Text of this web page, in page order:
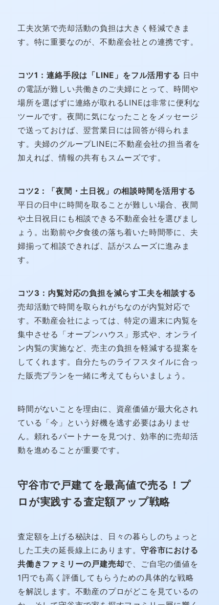
工夫次第で売却活動の負担は大きく軽減できま
す。特に重要なのが、不動産会社との連携です。
コツ1：連絡手段は「LINE」をフル活用する 日中
の電話が難しい共働きのご夫婦にとって、時間や
場所を選ばずに連絡が取れるLINEは非常に便利な
ツールです。夜間に気になったことをメッセージ
で送っておけば、翌営業日には回答が得られま
す。夫婦のグループLINEに不動産会社の担当者を
加えれば、情報の共有もスムーズです。
コツ2：「夜間・土日祝」の相談時間を活用する
平日の日中に時間を取ることが難しい場合、夜間
や土日祝日にも相談できる不動産会社を選びまし
ょう。出勤前や夕食後の落ち着いた時間帯に、夫
婦揃って相談できれば、話がスムーズに進みま
す。
コツ3：内覧対応の負担を減らす工夫を相談する
売却活動で時間を取られがちなのが内覧対応で
す。不動産会社によっては、特定の週末に内覧を
集中させる「オープンハウス」形式や、オンライ
ン内覧の実施など、売主の負担を軽減する提案を
してくれます。自分たちのライフスタイルに合っ
た販売プランを一緒に考えてもらいましょう。
時間がないことを理由に、資産価値が最大化され
ている「今」という好機を逃す必要はありませ
ん。頼れるパートナーを見つけ、効率的に売却活
動を進めることが重要です。
守谷市で戸建てを最高値で売る！プ
ロが実践する査定額アップ戦略
査定額を上げる秘訣は、日々の暮らしのちょっと
した工夫の延長線上にあります。 守谷市における
共働きファミリーの戸建売却で、ご自宅の価値を
1円でも高く評価してもらうための具体的な戦略
を解説します。不動産のプロがどこを見ているの